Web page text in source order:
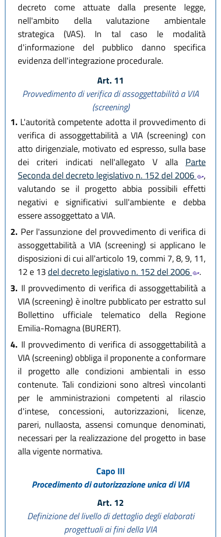
decreto come attuate dalla presente legge,
nell'ambito della valutazione ambientale
strategica (VAS). In tal caso le modalità
d'informazione del pubblico danno specifica
evidenza dell'integrazione procedurale.
Art. 11
Provvedimento di verifica di assoggettabilità a VIA
(screening)
1. L'autorità competente adotta il provvedimento di
verifica di assoggettabilità a VIA (screening) con
atto dirigenziale, motivato ed espresso, sulla base
dei criteri indicati nell'allegato V alla Parte
Seconda del decreto legislativo n. 152 del 2006
,
valutando se il progetto abbia possibili effetti
negativi e significativi sull'ambiente e debba
essere assoggettato a VIA.
2. Per l'assunzione del provvedimento di verifica di
assoggettabilità a VIA (screening) si applicano le
disposizioni di cui all'articolo 19, commi 7, 8, 9, 11,
12 e 13 del decreto legislativo n. 152 del 2006
.
3. Il provvedimento di verifica di assoggettabilità a
VIA (screening) è inoltre pubblicato per estratto sul
Bollettino ufficiale telematico della Regione
Emilia-Romagna (BURERT).
4. Il provvedimento di verifica di assoggettabilità a
VIA (screening) obbliga il proponente a conformare
il progetto alle condizioni ambientali in esso
contenute. Tali condizioni sono altresì vincolanti
per le amministrazioni competenti al rilascio
d'intese, concessioni, autorizzazioni, licenze,
pareri, nullaosta, assensi comunque denominati,
necessari per la realizzazione del progetto in base
alla vigente normativa.
Capo III
Procedimento di autorizzazione unica di VIA
Art. 12
Definizione del livello di dettaglio degli elaborati
progettuali ai fini della VIA